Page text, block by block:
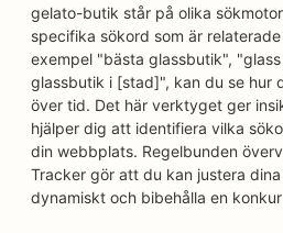
gelato-butik står på olika
specifika sökord som är
exempel "bästa glassbutik",
glassbutik i [stad]", kan du se hur
över tid. Det här verktyget ger
hjälper dig att identifiera vilka
din webbplats. Regelbunden
Tracker gör att du kan justera
dynamiskt och bibehålla en